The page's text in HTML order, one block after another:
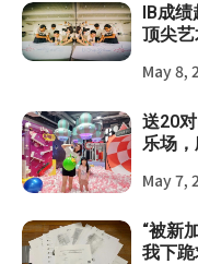
IB成
顶尖艺
May 8,
送20
乐场
May 7,
“被新
我下